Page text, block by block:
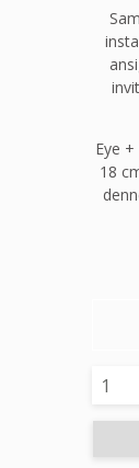
Eye
18